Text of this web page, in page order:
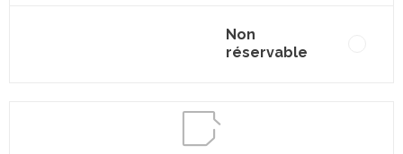
Non
réservable